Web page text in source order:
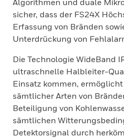
Algorithmen und duale
sicher, dass der FS24X
Erfassung von Bränden
Unterdrückung von
Die Technologie WideBand
ultraschnelle Halbleiter-
Einsatz kommen,
sämtlicher Arten von
Beteiligung von
sämtlichen
Detektorsignal durch